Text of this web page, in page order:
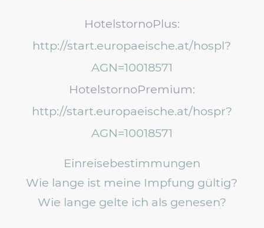
HotelstornoPlus:
http://start.europaeische.at/hospl?
AGN=10018571
HotelstornoPremium:
http://start.europaeische.at/hospr?
AGN=10018571
Einreisebestimmungen
Wie lange ist meine Impfung gültig?
Wie lange gelte ich als genesen?